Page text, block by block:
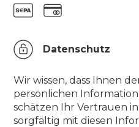
Datenschutz
Wir wissen, dass Ihnen
persönlichen
schätzen Ihr Vertrauen
sorgfältig mit diesen